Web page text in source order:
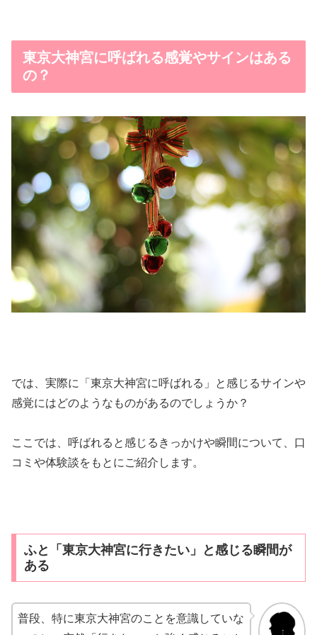
東京大神宮に呼ばれる感覚やサインはある
の？
では、実際に「東京大神宮に呼ばれる」と感じるサインや
感覚にはどのようなものがあるのでしょうか？
ここでは、呼ばれると感じるきっかけや瞬間について、口
コミや体験談をもとにご紹介します。
ふと「東京大神宮に行きたい」と感じる瞬間が
ある
普段、特に東京大神宮のことを意識していな